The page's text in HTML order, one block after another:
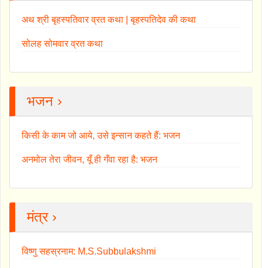
अथ श्री बृहस्पतिवार व्रत कथा | बृहस्पतिदेव की कथा
सोलह सोमवार व्रत कथा
भजन ›
किसी के काम जो आये, उसे इन्सान कहते हैं: भजन
अनमोल तेरा जीवन, यूँ ही गँवा रहा है: भजन
मंत्र ›
विष्णु सहस्रनाम: M.S.Subbulakshmi